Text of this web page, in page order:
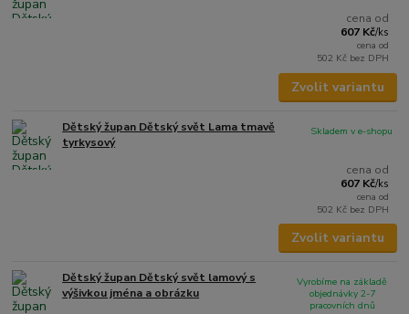
cena od
607 Kč/ks
cena od
502 Kč bez DPH
Zvolit variantu
Dětský župan Dětský svět Lama tmavě
tyrkysový
cena od
607 Kč/ks
cena od
502 Kč bez DPH
Skladem v e-shopu
Zvolit variantu
Dětský župan Dětský svět lamový s
výšivkou jména a obrázku
Vyrobíme na základě
objednávky 2-7
pracovních dnů